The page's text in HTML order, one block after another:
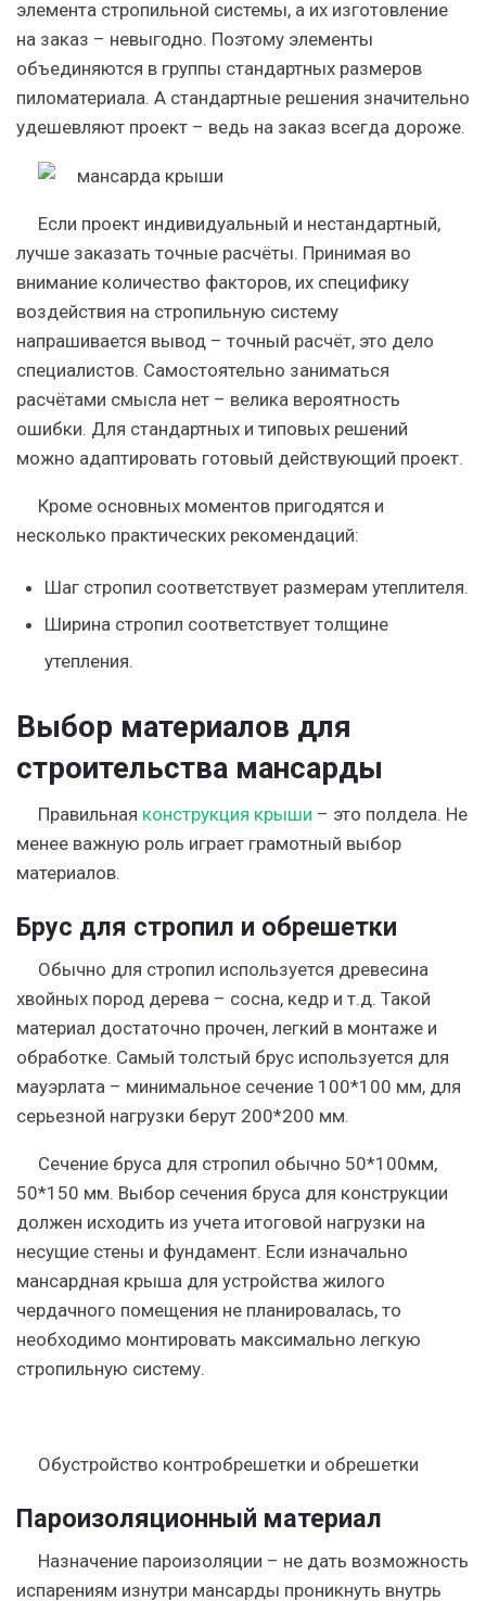
элемента стропильной системы, а их изготовление
на заказ – невыгодно. Поэтому элементы
объединяются в группы стандартных размеров
пиломатериала. А стандартные решения значительно
удешевляют проект – ведь на заказ всегда дороже.
Если проект индивидуальный и нестандартный,
лучше заказать точные расчёты. Принимая во
внимание количество факторов, их специфику
воздействия на стропильную систему
напрашивается вывод – точный расчёт, это дело
специалистов. Самостоятельно заниматься
расчётами смысла нет – велика вероятность
ошибки. Для стандартных и типовых решений
можно адаптировать готовый действующий проект.
Кроме основных моментов пригодятся и
несколько практических рекомендаций:
Шаг стропил соответствует размерам утеплителя.
Ширина стропил соответствует толщине
утепления.
Выбор материалов для
строительства мансарды
Правильная конструкция крыши – это полдела. Не
менее важную роль играет грамотный выбор
материалов.
Брус для стропил и обрешетки
Обычно для стропил используется древесина
хвойных пород дерева – сосна, кедр и т.д. Такой
материал достаточно прочен, легкий в монтаже и
обработке. Самый толстый брус используется для
мауэрлата – минимальное сечение 100*100 мм, для
серьезной нагрузки берут 200*200 мм.
Сечение бруса для стропил обычно 50*100мм,
50*150 мм. Выбор сечения бруса для конструкции
должен исходить из учета итоговой нагрузки на
несущие стены и фундамент. Если изначально
мансардная крыша для устройства жилого
чердачного помещения не планировалась, то
необходимо монтировать максимально легкую
стропильную систему.
Обустройство контробрешетки и обрешетки
Пароизоляционный материал
Назначение пароизоляции – не дать возможность
испарениям изнутри мансарды проникнуть внутрь